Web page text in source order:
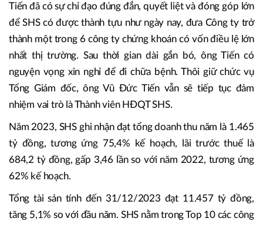
Tiến đã có sự chỉ đạo đúng đắn, quyết liệt và đóng góp lớn
để SHS có được thành tựu như ngày nay, đưa Công ty trở
thành một trong 6 công ty chứng khoán có vốn điều lệ lớn
nhất thị trường. Sau thời gian dài gắn bó, ông Tiến có
nguyện vọng xin nghỉ để đi chữa bệnh. Thôi giữ chức vụ
Tổng Giám đốc, ông Vũ Đức Tiến vẫn sẽ tiếp tục đảm
nhiệm vai trò là Thành viên HĐQT SHS.
Năm 2023, SHS ghi nhận đạt tổng doanh thu năm là 1.465
tỷ đồng, tương ứng 75,4% kế hoạch, lãi trước thuế là
684,2 tỷ đồng, gấp 3,46 lần so với năm 2022, tương ứng
62% kế hoạch.
Tổng tài sản tính đến 31/12/2023 đạt 11.457 tỷ đồng,
tăng 5,1% so với đầu năm. SHS nằm trong Top 10 các công